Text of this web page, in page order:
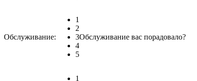
Обслуживание:
1
2
3
4
5
Обслуживание вас порадовало?
1